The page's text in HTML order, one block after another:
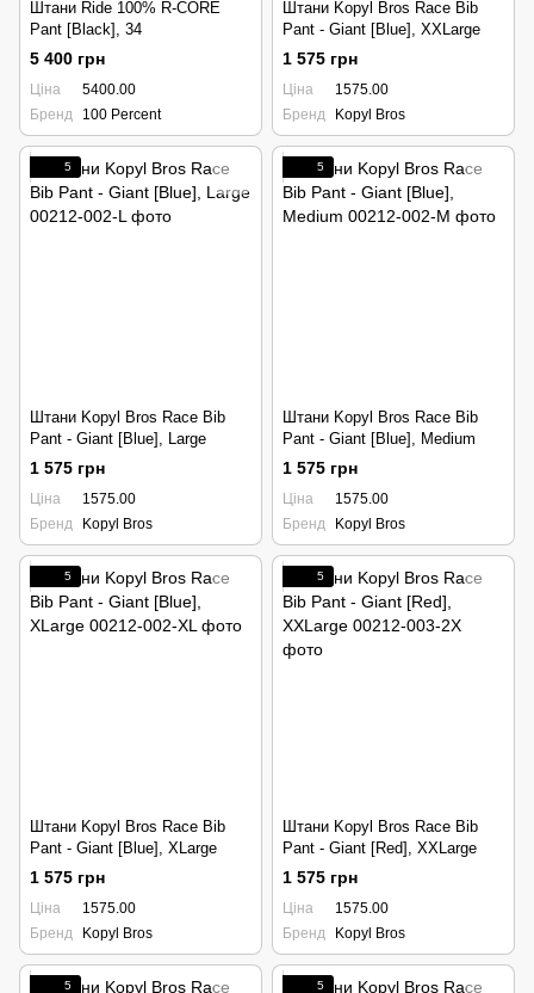
Штани Ride 100% R-CORE
Pant [Black], 34
5 400 грн
Ціна
5400.00
Бренд
100 Percent
Штани Kopyl Bros Race Bib
Pant - Giant [Blue], XXLarge
1 575 грн
Ціна
1575.00
Бренд
Kopyl Bros
5
Штани Kopyl Bros Race Bib
Pant - Giant [Blue], Large
1 575 грн
Ціна
1575.00
Бренд
Kopyl Bros
5
Штани Kopyl Bros Race Bib
Pant - Giant [Blue], Medium
1 575 грн
Ціна
1575.00
Бренд
Kopyl Bros
5
Штани Kopyl Bros Race Bib
Pant - Giant [Blue], XLarge
1 575 грн
Ціна
1575.00
Бренд
Kopyl Bros
5
Штани Kopyl Bros Race Bib
Pant - Giant [Red], XXLarge
1 575 грн
Ціна
1575.00
Бренд
Kopyl Bros
5 5